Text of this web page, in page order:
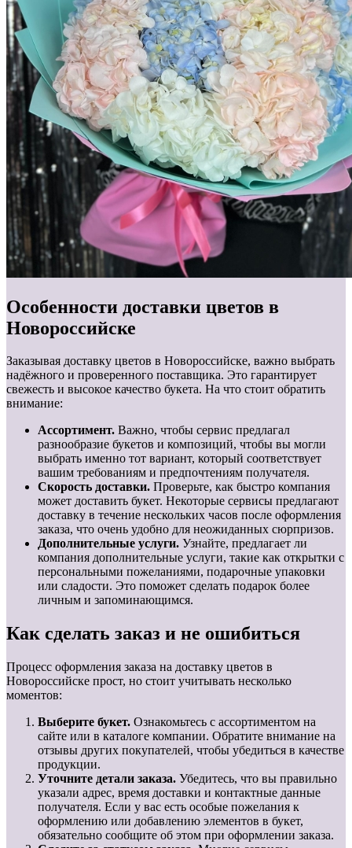
Особенности доставки цветов в
Новороссийске
Заказывая доставку цветов в Новороссийске, важно выбрать
надёжного и проверенного поставщика. Это гарантирует
свежесть и высокое качество букета. На что стоит обратить
внимание:
Ассортимент. Важно, чтобы сервис предлагал
разнообразие букетов и композиций, чтобы вы могли
выбрать именно тот вариант, который соответствует
вашим требованиям и предпочтениям получателя.
Скорость доставки. Проверьте, как быстро компания
может доставить букет. Некоторые сервисы предлагают
доставку в течение нескольких часов после оформления
заказа, что очень удобно для неожиданных сюрпризов.
Дополнительные услуги. Узнайте, предлагает ли
компания дополнительные услуги, такие как открытки с
персональными пожеланиями, подарочные упаковки
или сладости. Это поможет сделать подарок более
личным и запоминающимся.
Как сделать заказ и не ошибиться
Процесс оформления заказа на доставку цветов в
Новороссийске прост, но стоит учитывать несколько
моментов:
Выберите букет. Ознакомьтесь с ассортиментом на
сайте или в каталоге компании. Обратите внимание на
отзывы других покупателей, чтобы убедиться в качестве
продукции.
Уточните детали заказа. Убедитесь, что вы правильно
указали адрес, время доставки и контактные данные
получателя. Если у вас есть особые пожелания к
оформлению или добавлению элементов в букет,
обязательно сообщите об этом при оформлении заказа.